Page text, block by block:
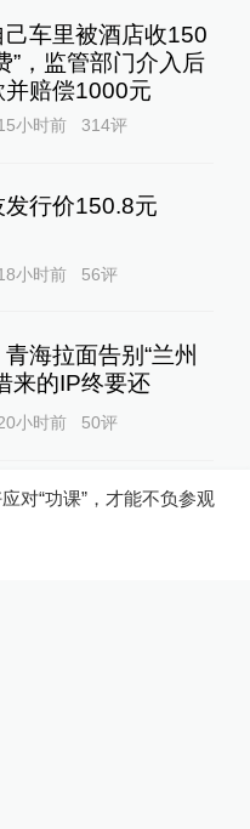
车里被酒店收150
”，监管部门介入后
并赔偿1000元
小时前 314评
发行价150.8元
小时前 56评
海拉面告别“兰州
来的IP终要还
小时前 50评
”多地改名“青海拉
人开的店自愿报名，